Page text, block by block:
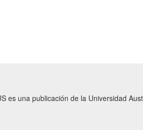
es una publicación de la Universidad